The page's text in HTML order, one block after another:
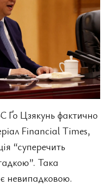
Ґо Цзякунь фактично
Financial Times,
“суперечить
Така
невипадковою.